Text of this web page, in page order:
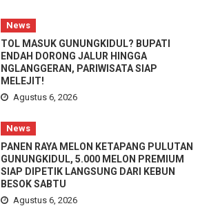
News
TOL MASUK GUNUNGKIDUL? BUPATI
ENDAH DORONG JALUR HINGGA
NGLANGGERAN, PARIWISATA SIAP
MELEJIT!
Agustus 6, 2026
News
PANEN RAYA MELON KETAPANG PULUTAN
GUNUNGKIDUL, 5.000 MELON PREMIUM
SIAP DIPETIK LANGSUNG DARI KEBUN
BESOK SABTU
Agustus 6, 2026